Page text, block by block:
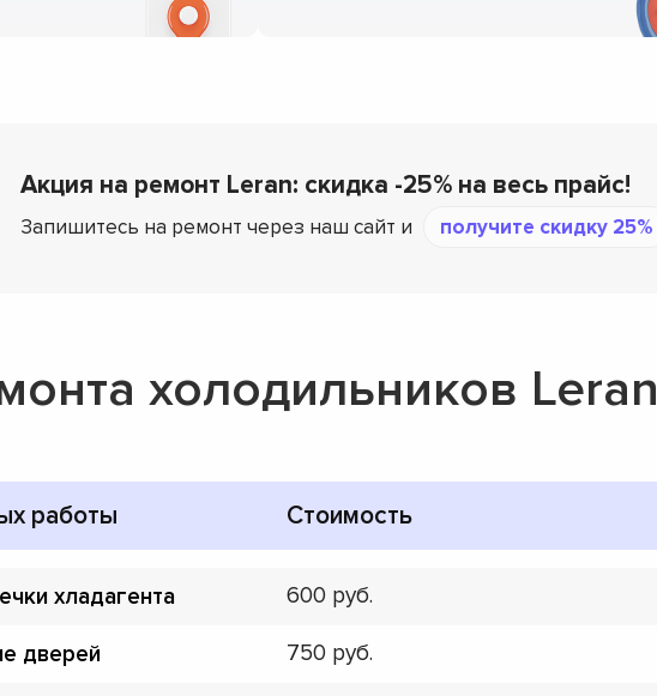
Акция на ремонт Leran: скидка -25% на весь прайс!
Запишитесь на ремонт через наш сайт и получите скидку 25%
холодильников Leran
работы Стоимость
хладагента 600
дверей 750